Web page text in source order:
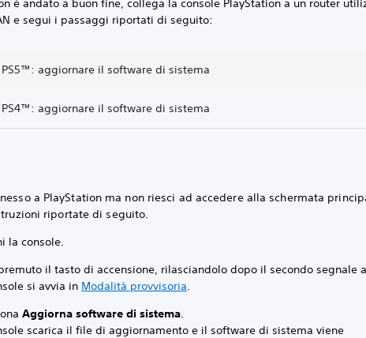
è andato a buon fine, collega la console PlayStation a un router
e segui i passaggi riportati di seguito:
PS5™: aggiornare il software di sistema
PS4™: aggiornare il software di sistema
a PlayStation ma non riesci ad accedere alla schermata
riportate di seguito.
la console.
il tasto di accensione, rilasciandolo dopo il secondo segnale
si avvia in Modalità provvisoria.
Aggiorna software di sistema.
scarica il file di aggiornamento e il software di sistema viene